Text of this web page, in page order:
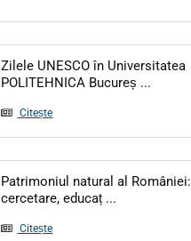
Zilele UNESCO în Universitatea
POLITEHNICA Bucureș ...
Citește
Patrimoniul natural al României:
cercetare, educaț ...
Citește